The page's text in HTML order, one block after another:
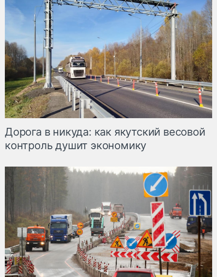
Дорога в никуда: как якутский весовой
контроль душит экономику